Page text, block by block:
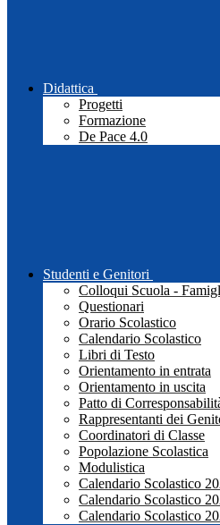
Didattica
Progetti
Formazione
De Pace 4.0
Studenti e Genitori
Colloqui Scuola -
Questionari
Orario Scolastico
Calendario Scolastico
Libri di Testo
Orientamento in entrata
Orientamento in uscita
Patto di
Rappresentanti dei
Coordinatori di Classe
Popolazione Scolastica
Modulistica
Calendario Scolastico
Calendario Scolastico
Calendario Scolastico